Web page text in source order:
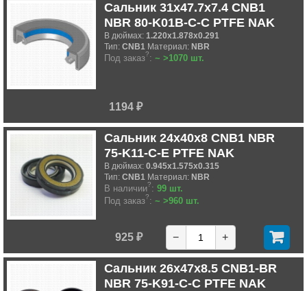
Сальник 31x47.7x7.4 CNB1
NBR 80-K01B-C-C PTFE NAK
В дюймах: 1.220x1.878x0.291
Тип: CNB1 Материал: NBR
Под заказ?: ~ >1070 шт.
1194 ₽
Сальник 24x40x8 CNB1 NBR
75-K11-C-E PTFE NAK
В дюймах: 0.945x1.575x0.315
Тип: CNB1 Материал: NBR
В наличии?: 99 шт.
Под заказ?: ~ >960 шт.
925 ₽ − +
Сальник 26x47x8.5 CNB1-BR
NBR 75-K91-C-C PTFE NAK